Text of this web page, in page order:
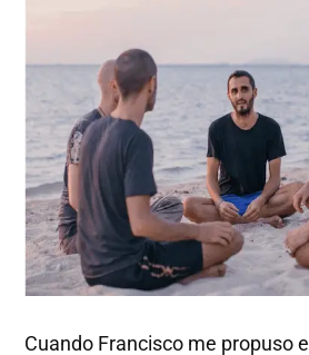
Cuando Francisco me propuso